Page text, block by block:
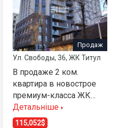
Продаж
Ул. Свободы, 36, ЖК Титул
В продаже 2 ком.
квартира в новострое
премиум-класса ЖК…
Детальніше
115,052$